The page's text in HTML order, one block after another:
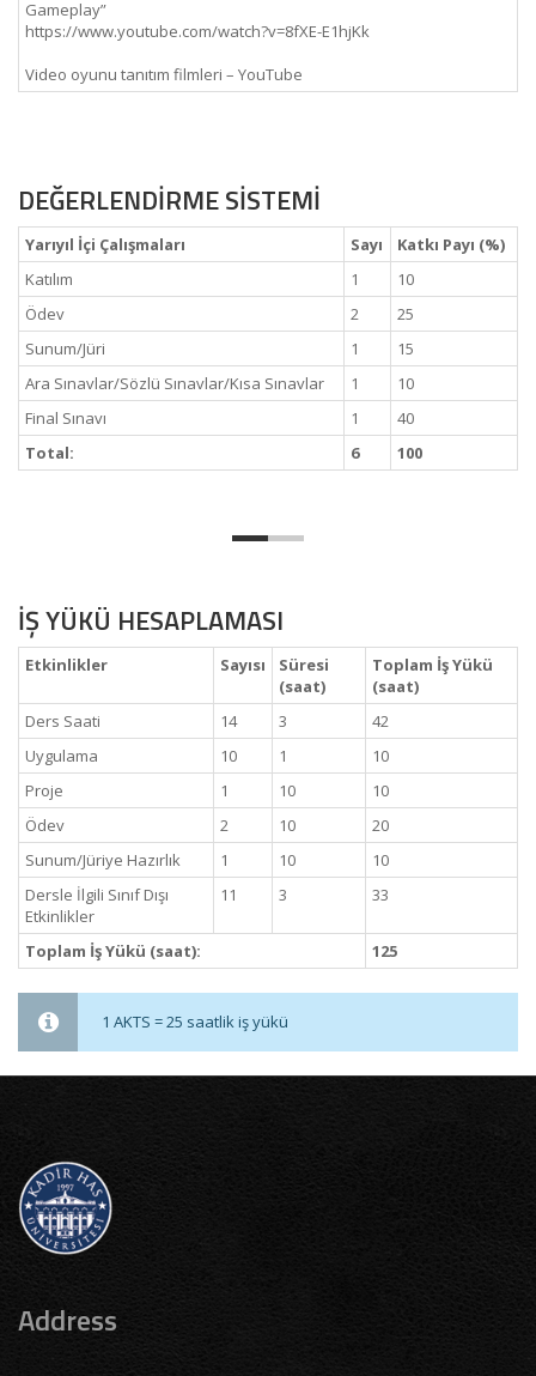
Gameplay”
https://www.youtube.com/watch?v=8fXE-E1hjKk
Video oyunu tanıtım filmleri – YouTube
DEĞERLENDİRME SİSTEMİ
Yarıyıl İçi Çalışmaları Sayı
Katkı Payı (%)
Katılım
1
10
Ödev
2
25
Sunum/Jüri
1
15
Ara Sınavlar/Sözlü Sınavlar/Kısa Sınavlar
1
10
Final Sınavı
1
40
Total:
6 100
İŞ YÜKÜ HESAPLAMASI
Etkinlikler Sayısı
Süresi
(saat)
Toplam İş Yükü
(saat)
Ders Saati
14 3
42
Uygulama
10 1
10
Proje
1 10
10
Ödev
2 10
20
Sunum/Jüriye Hazırlık
1 10
10
Dersle İlgili Sınıf Dışı
Etkinlikler
11 3 33
Toplam İş Yükü (saat): 125
1 AKTS = 25 saatlik iş yükü
Address